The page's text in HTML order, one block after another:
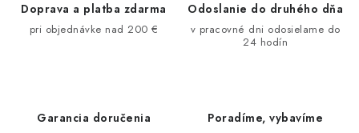
Doprava a platba zdarma
pri objednávke nad 200 €
Odoslanie do druhého dňa
v pracovné dni odosielame do
24 hodín
Garancia doručenia Poradíme, vybavíme